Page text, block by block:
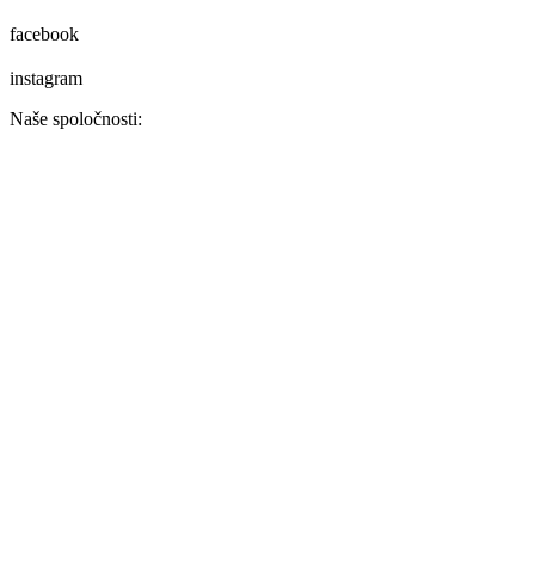
facebook
instagram
Naše spoločnosti: